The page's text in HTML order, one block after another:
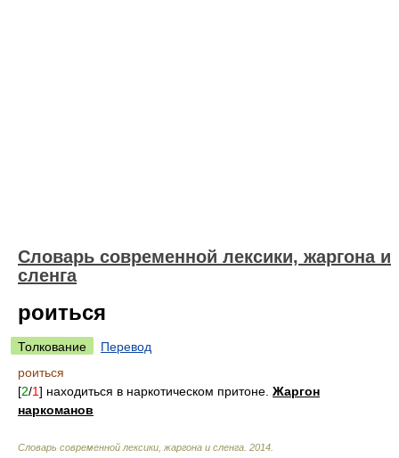
Cловарь современной лексики, жаргона и
сленга
роиться
Толкование
Перевод
роиться
[2/1] находиться в наркотическом притоне. Жаргон
наркоманов
Cловарь современной лексики, жаргона и сленга 2014